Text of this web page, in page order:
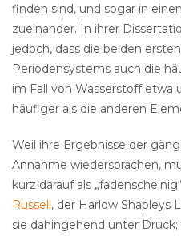
finden sind, und sogar in
zueinander. In ihrer
jedoch, dass die beiden
Periodensystems auch die
im Fall von Wasserstoff etwa
häufiger als die anderen
Weil ihre Ergebnisse der
Annahme wiedersprachen,
kurz darauf als
Russell, der Harlow Shapleys
sie dahingehend unter